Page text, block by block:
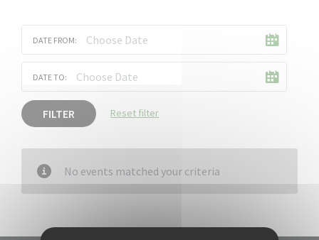
DATE FROM:
DATE TO:
FILTER Reset filter
No events matched your criteria